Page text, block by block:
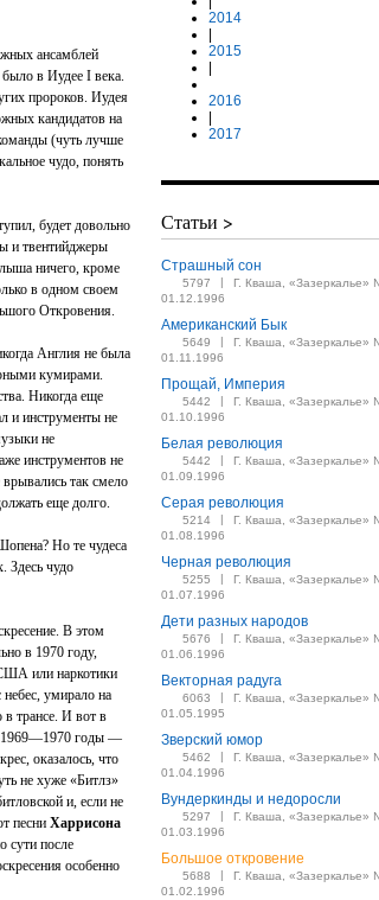
ансамблей
в Иудее I века.
пророков. Иудея
кандидатов на
(чуть лучше
чудо, понять
будет довольно
и твентийджеры
ничего, кроме
в одном своем
Откровения.
Англия не была
кумирами.
Никогда еще
и инструменты не
не
инструментов не
так смело
еще долго.
Но те чудеса
Здесь чудо
В этом
в 1970 году,
или наркотики
умирало на
в трансе. И вот в
1969—1970 годы —
оказалось, что
не хуже «Битлз»
и, если не
песни Харрисона
сути после
особенно
2014
2015
2016
2017
Статьи >
Страшный сон
5797 |
Г. Кваша, «Зазеркалье»
01.12.1996
Американский Бык
5649 |
Г. Кваша, «Зазеркалье»
01.11.1996
Прощай, Империя
5442 |
Г. Кваша, «Зазеркалье»
01.10.1996
Белая революция
5442 |
Г. Кваша, «Зазеркалье»
01.09.1996
Серая революция
5214 |
Г. Кваша, «Зазеркалье»
01.08.1996
Черная революция
5255 |
Г. Кваша, «Зазеркалье»
01.07.1996
Дети разных народов
5676 |
Г. Кваша, «Зазеркалье»
01.06.1996
Векторная радуга
6063 |
Г. Кваша, «Зазеркалье»
01.05.1995
Зверский юмор
5462 |
Г. Кваша, «Зазеркалье»
01.04.1996
Вундеркинды и недоросли
5297 |
Г. Кваша, «Зазеркалье»
01.03.1996
Большое откровение
5688 |
Г. Кваша, «Зазеркалье»
01.02.1996